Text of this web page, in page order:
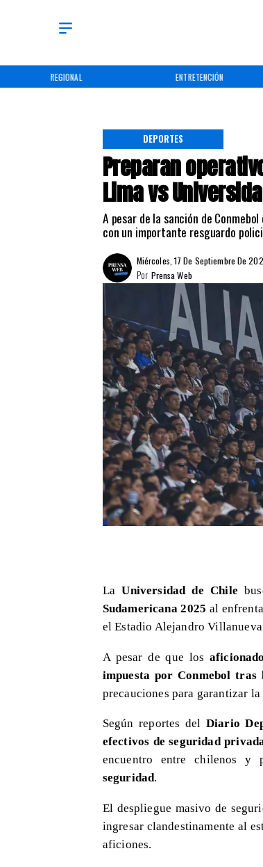
REGIONAL ENTRETENCIÓN
Preparan
Lima vs
A pesar de la sanción de
con un importante resguardo
DEPORTES
Miércoles, 17 De Septiembre De
Prensa Web
Por
LaUniversidad de Chile
Sudamericana 2025 al
el Estadio Alejandro
A pesar de que los
impuesta por Conmebol tras
precauciones para garantizar
Según reportes del Diario
efectivos de seguridad
encuentro entre chilenos y
seguridad.
El despliegue masivo de
ingresar clandestinamente al
aficiones.